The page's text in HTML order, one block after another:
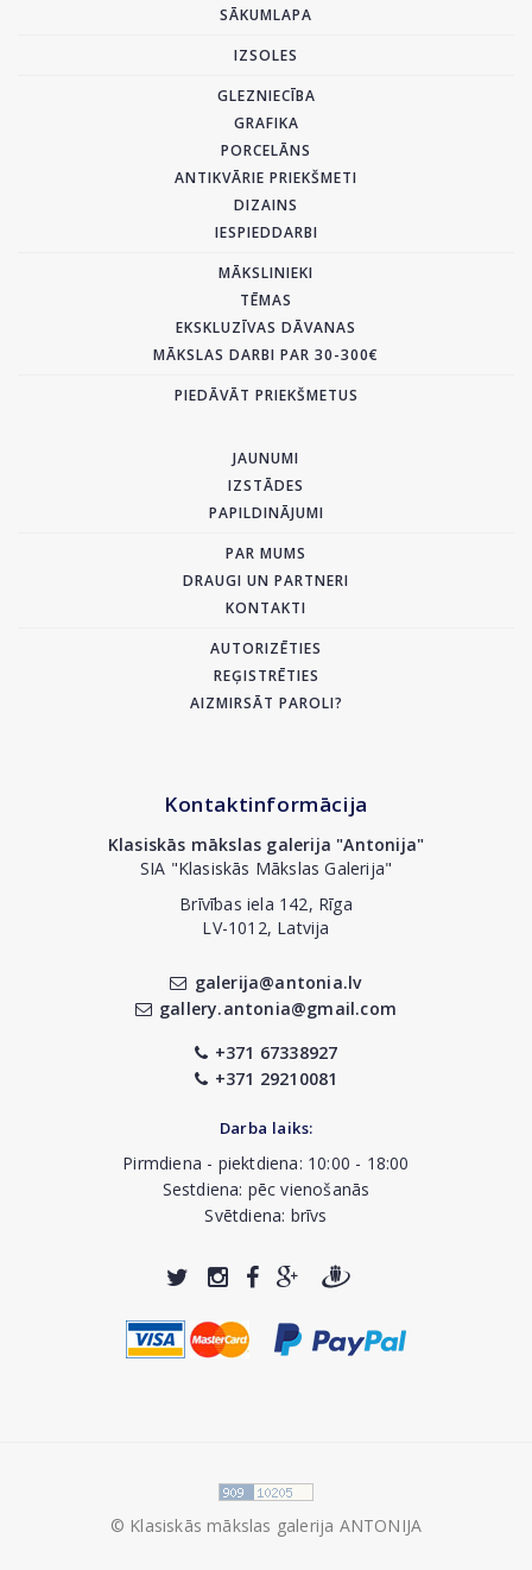
SĀKUMLAPA
IZSOLES
GLEZNIECĪBA
GRAFIKA
PORCELĀNS
ANTIKVĀRIE PRIEKŠMETI
DIZAINS
IESPIEDDARBI
MĀKSLINIEKI
TĒMAS
EKSKLUZĪVAS DĀVANAS
MĀKSLAS DARBI PAR 30-300€
PIEDĀVĀT PRIEKŠMETUS
JAUNUMI
IZSTĀDES
PAPILDINĀJUMI
PAR MUMS
DRAUGI UN PARTNERI
KONTAKTI
AUTORIZĒTIES
REĢISTRĒTIES
AIZMIRSĀT PAROLI?
Kontaktinformācija
Klasiskās mākslas galerija "Antonija"
SIA "Klasiskās Mākslas Galerija"
Brīvības iela 142, Rīga
LV-1012, Latvija
galerija@antonia.lv
gallery.antonia@gmail.com
+371 67338927
+371 29210081
Darba laiks:
Pirmdiena - piektdiena: 10:00 - 18:00
Sestdiena: pēc vienošanās
Svētdiena: brīvs
© Klasiskās mākslas galerija ANTONIJA